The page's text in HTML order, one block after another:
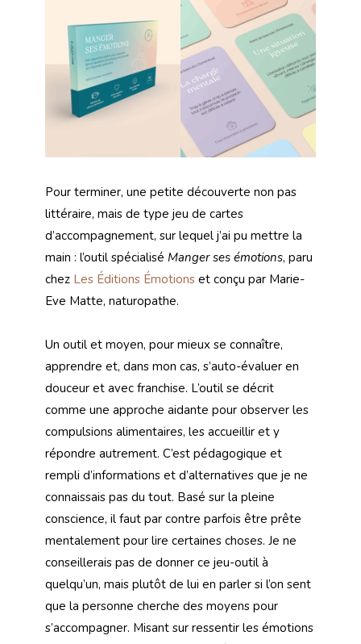
Pour terminer, une petite découverte non pas
littéraire, mais de type jeu de cartes
d’accompagnement, sur lequel j’ai pu mettre la
main : l’outil spécialisé Manger ses émotions, paru
chez Les Éditions Émotions et conçu par Marie-
Eve Matte, naturopathe.
Un outil et moyen, pour mieux se connaître,
apprendre et, dans mon cas, s’auto-évaluer en
douceur et avec franchise. L’outil se décrit
comme une approche aidante pour observer les
compulsions alimentaires, les accueillir et y
répondre autrement. C’est pédagogique et
rempli d’informations et d’alternatives que je ne
connaissais pas du tout. Basé sur la pleine
conscience, il faut par contre parfois être prête
mentalement pour lire certaines choses. Je ne
conseillerais pas de donner ce jeu-outil à
quelqu’un, mais plutôt de lui en parler si l’on sent
que la personne cherche des moyens pour
s’accompagner. Misant sur ressentir les émotions